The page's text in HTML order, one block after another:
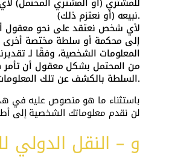
نبيعه (أو نعتزم ذلك).
إلى محكمة أو سلطة مختصة
المعلومات الشخصية، وفقًا لـ
من المحتمل بشكل معقول أن تأمر
السلطة بالكشف عن تلك المعلومات الشخصية.
باستثناء ما هو منصوص عليه في
لن نقدم معلوماتك الشخصية إلى
و – النقل الدولي